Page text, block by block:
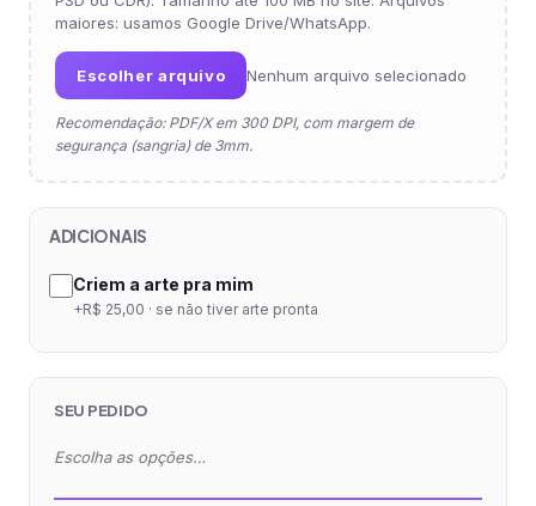
maiores: usamos Google Drive/WhatsApp.
Escolher arquivo Nenhum arquivo selecionado
Recomendação: PDF/X em 300 DPI, com margem de
segurança (sangria) de 3mm.
ADICIONAIS
Criem a arte pra mim
+R$ 25,00 · se não tiver arte pronta
SEU PEDIDO
Escolha as opções…